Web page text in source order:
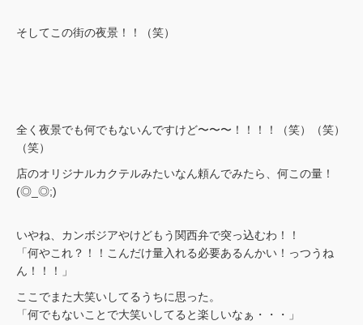
そしてこの街の夜景！！（笑）
全く夜景でも何でもないんですけど〜〜〜！！！！（笑）（笑）
（笑）
店のオリジナルカクテルみたいなん頼んでみたら、何この量！
(◎_◎;)
いやね、カンボジアやけどもう関西弁で突っ込むわ！！
「何やこれ？！！こんだけ量入れる必要あるんかい！っつうね
ん！！！」
ここでまた大笑いしてるうちに思った。
「何でもないことで大笑いしてると楽しいなぁ・・・」